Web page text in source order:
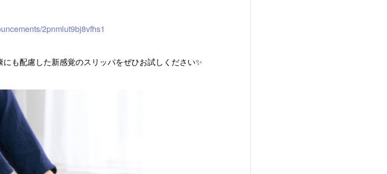
2pnmlut9bj8vfhs1
も配慮した新感覚のスリッパをぜひお試しください✨